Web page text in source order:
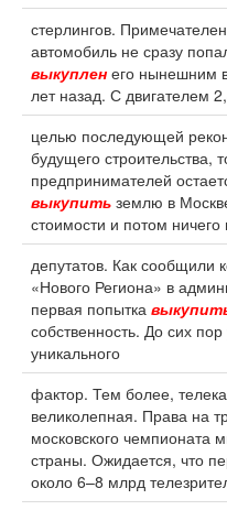
стерлингов.
автомобиль не сразу
выкуплен его нынешним
лет назад. С двигателем
целью последующей
будущего строительства,
предпринимателей
выкупить землю в
стоимости и потом
депутатов. Как сообщили
«Нового Региона» в
первая попытка
собственность. До сих пор
уникального
фактор. Тем более,
великолепная. Права на
московского чемпионата
страны. Ожидается, что
около 6–8 млрд